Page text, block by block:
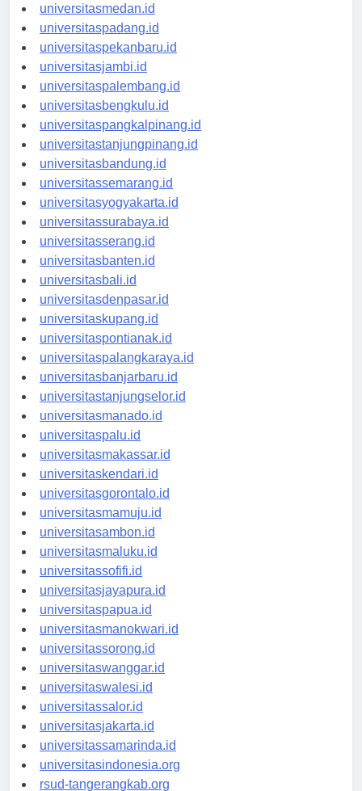
universitasaceh.id
universitasmedan.id
universitaspadang.id
universitaspekanbaru.id
universitasjambi.id
universitaspalembang.id
universitasbengkulu.id
universitaspangkalpinang.id
universitastanjungpinang.id
universitasbandung.id
universitassemarang.id
universitasyogyakarta.id
universitassurabaya.id
universitasserang.id
universitasbanten.id
universitasbali.id
universitasdenpasar.id
universitaskupang.id
universitaspontianak.id
universitaspalangkaraya.id
universitasbanjarbaru.id
universitastanjungselor.id
universitasmanado.id
universitaspalu.id
universitasmakassar.id
universitaskendari.id
universitasgorontalo.id
universitasmamuju.id
universitasambon.id
universitasmaluku.id
universitassofifi.id
universitasjayapura.id
universitaspapua.id
universitasmanokwari.id
universitassorong.id
universitaswanggar.id
universitaswalesi.id
universitassalor.id
universitasjakarta.id
universitassamarinda.id
universitasindonesia.org